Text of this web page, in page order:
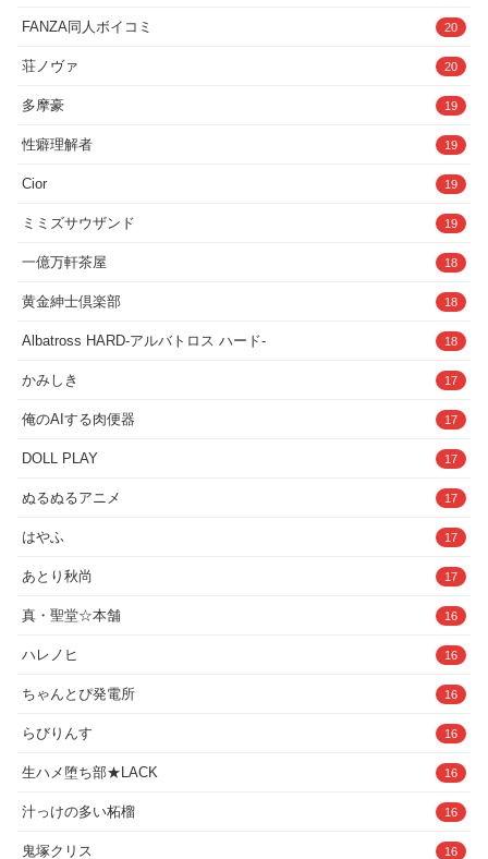
性癖理解者 19
Cior 19
ミミズサウザンド 19
一億万軒茶屋 18
黄金紳士倶楽部 18
Albatross HARD‐アルバトロス ハード‐ 18
かみしき 17
俺のAIする肉便器 17
DOLL PLAY 17
ぬるぬるアニメ 17
はやふ 17
あとり秋尚 17
真・聖堂☆本舗 16
ハレノヒ 16
ちゃんとぴ発電所 16
らびりんす 16
生ハメ堕ち部★LACK 16
汁っけの多い柘榴 16
鬼塚クリス 16
ウィザード 16
C_Realization 16
たことかいと 15